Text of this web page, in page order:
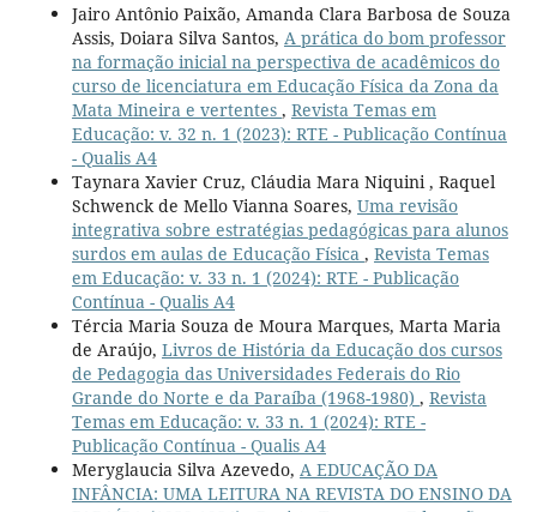
Jairo Antônio Paixão, Amanda Clara Barbosa de Souza
Assis, Doiara Silva Santos, A prática do bom professor
na formação inicial na perspectiva de acadêmicos do
curso de licenciatura em Educação Física da Zona da
Mata Mineira e vertentes , Revista Temas em
Educação: v. 32 n. 1 (2023): RTE - Publicação Contínua
- Qualis A4
Taynara Xavier Cruz, Cláudia Mara Niquini , Raquel
Schwenck de Mello Vianna Soares, Uma revisão
integrativa sobre estratégias pedagógicas para alunos
surdos em aulas de Educação Física , Revista Temas
em Educação: v. 33 n. 1 (2024): RTE - Publicação
Contínua - Qualis A4
Tércia Maria Souza de Moura Marques, Marta Maria
de Araújo, Livros de História da Educação dos cursos
de Pedagogia das Universidades Federais do Rio
Grande do Norte e da Paraíba (1968-1980) , Revista
Temas em Educação: v. 33 n. 1 (2024): RTE -
Publicação Contínua - Qualis A4
Meryglaucia Silva Azevedo, A EDUCAÇÃO DA
INFÂNCIA: UMA LEITURA NA REVISTA DO ENSINO DA